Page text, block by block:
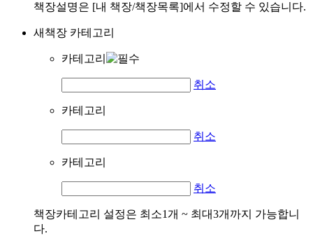
책장설명은 [내 책장/책장목록]에서 수정할 수 있습니다.
새책장 카테고리
카테고리
취소
카테고리
취소
카테고리
취소
책장카테고리 설정은 최소1개 ~ 최대3개까지 가능합니
다.